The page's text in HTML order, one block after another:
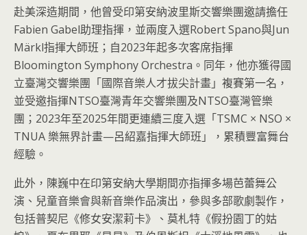
赴美深造期間，他曾受印第安納波里斯交響樂團邀請擔任
Fabien Gabel助理指揮，並兩度入選Robert Spano與Jun
Märkl指揮大師班；自2023年起多次客席指揮
Bloomington Symphony Orchestra。同年，他亦獲得國
立臺灣交響樂團「國際音樂人才拔尖計畫」複賽第一名，
並受邀指揮NTSO臺灣青年交響樂團及NTSO臺灣管樂
團；2023年至2025年間更連續三度入選「TSMC × NSO ×
TNUA 樂無界計畫—呂紹嘉指揮大師班」，累積豐富舞台
經驗。
此外，陳巍中在印第安納大學期間亦指揮多場芭蕾舞公
演、兒童音樂會與新音樂作品演出，參與多部歌劇製作，
包括普契尼《修女安潔莉卡》、莫札特《假扮園丁的姑